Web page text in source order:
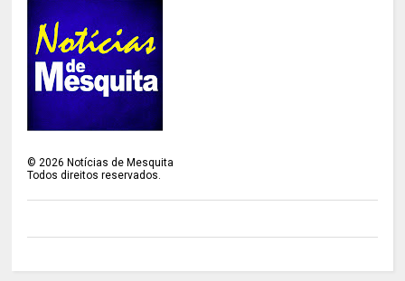
©2026 Notícias de Mesquita
Todos direitos reservados.